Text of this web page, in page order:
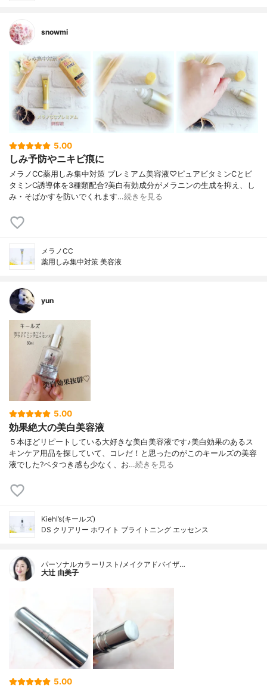
snowmi
5.00
しみ予防やニキビ痕に
メラノCC薬用しみ集中対策 プレミアム美容液♡ピュアビタミンCとビ
タミンC誘導体を3種類配合?美白有効成分がメラニンの生成を抑え、し
み・そばかすを防いでくれます…続きを見る
メラノCC
薬用しみ集中対策 美容液
yun
5.00
効果絶大の美白美容液
５本ほどリピートしている大好きな美白美容液です♪美白効果のあるス
キンケア用品を探していて、コレだ！と思ったのがこのキールズの美容
液でした?ベタつき感も少なく、お…続きを見る
Kiehl’s(キールズ)
DS クリアリー ホワイト ブライトニング エッセンス
パーソナルカラーリスト/メイクアドバイザ…
大辻 由美子
5.00